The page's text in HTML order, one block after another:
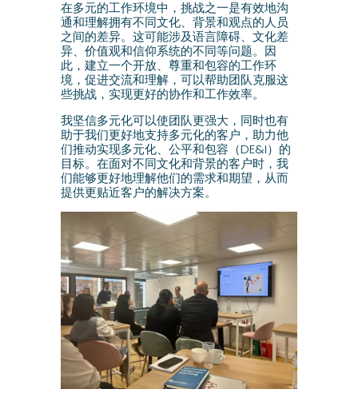
在多元的工作环境中，挑战之一是有效地沟
通和理解拥有不同文化、背景和观点的人员
之间的差异。这可能涉及语言障碍、文化差
异、价值观和信仰系统的不同等问题。因
此，建立一个开放、尊重和包容的工作环
境，促进交流和理解，可以帮助团队克服这
些挑战，实现更好的协作和工作效率。
我坚信多元化可以使团队更强大，同时也有
助于我们更好地支持多元化的客户，助力他
们推动实现多元化、公平和包容（DE&I）的
目标。在面对不同文化和背景的客户时，我
们能够更好地理解他们的需求和期望，从而
提供更贴近客户的解决方案。